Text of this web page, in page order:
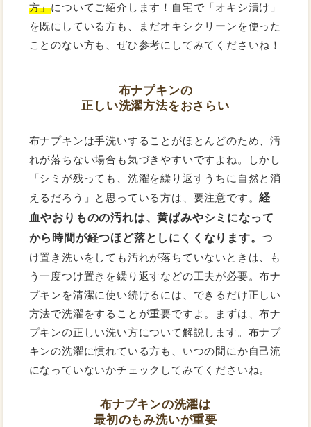
方」についてご紹介します！自宅で「オキシ漬け」
を既にしている方も、まだオキシクリーンを使った
ことのない方も、ぜひ参考にしてみてくださいね！
布ナプキンの
正しい洗濯方法をおさらい
布ナプキンは手洗いすることがほとんどのため、汚
れが落ちない場合も気づきやすいですよね。しかし
「シミが残っても、洗濯を繰り返すうちに自然と消
えるだろう」と思っている方は、要注意です。経
血やおりものの汚れは、黄ばみやシミになって
から時間が経つほど落としにくくなります。 つ
け置き洗いをしても汚れが落ちていないときは、も
う一度つけ置きを繰り返すなどの工夫が必要。布ナ
プキンを清潔に使い続けるには、できるだけ正しい
方法で洗濯をすることが重要ですよ。まずは、布ナ
プキンの正しい洗い方について解説します。布ナプ
キンの洗濯に慣れている方も、いつの間にか自己流
になっていないかチェックしてみてくださいね。
布ナプキンの洗濯は
最初のもみ洗いが重要